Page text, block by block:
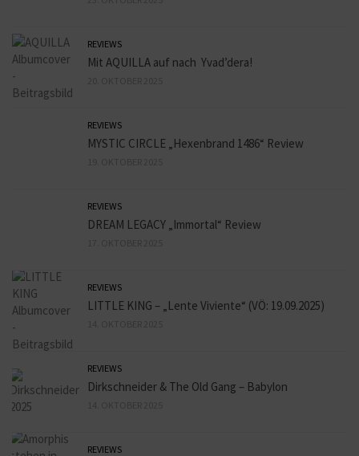
REVIEWS
Mit AQUILLA auf nach Yvad’dera!
REVIEWS
MYSTIC CIRCLE „Hexenbrand 1486“ Review
REVIEWS
DREAM LEGACY „Immortal“ Review
REVIEWS
LITTLE KING – „Lente Viviente“ (VÖ: 19.09.2025)
REVIEWS
Dirkschneider & The Old Gang – Babylon
REVIEWS